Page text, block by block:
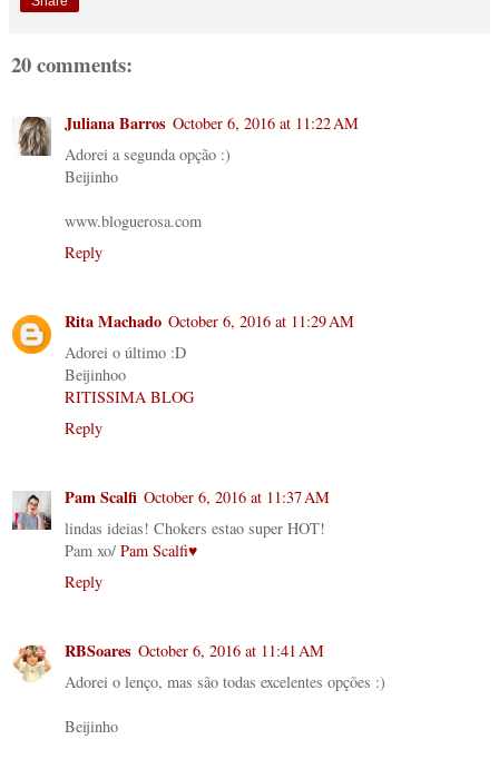
20 comments:
Juliana Barros October 6, 2016 at 11:22 AM
Adorei a segunda opção :)
Beijinho
www.bloguerosa.com
Reply
Rita Machado October 6, 2016 at 11:29 AM
Adorei o último :D
Beijinhoo
RITISSIMA BLOG
Reply
Pam Scalfi October 6, 2016 at 11:37 AM
lindas ideias! Chokers estao super HOT!
Pam xo/ Pam Scalfi♥
Reply
RBSoares October 6, 2016 at 11:41 AM
Adorei o lenço, mas são todas excelentes opções :)
Beijinho